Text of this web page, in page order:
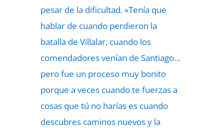
pesar de la dificultad. «Tenía que
hablar de cuando perdieron la
batalla de Villalar, cuando los
comendadores venían de Santiago…
pero fue un proceso muy bonito
porque a veces cuando te fuerzas a
cosas que tú no harías es cuando
descubres caminos nuevos y la